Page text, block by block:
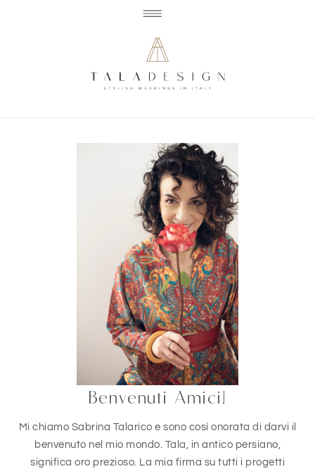
Benvenuti Amici!
Mi chiamo Sabrina Talarico e sono così onorata di darvi il
benvenuto nel mio mondo. Tala, in antico persiano,
significa oro prezioso. La mia firma su tutti i progetti